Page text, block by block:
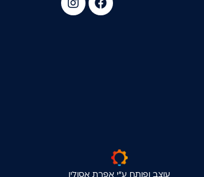
עוצב ופותח ע"י אפרת אסולין